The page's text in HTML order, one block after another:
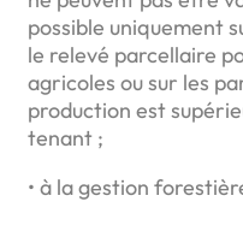
possible uniquement
le relevé parcellaire
agricoles ou sur les
production est
tenant ;
• à la gestion